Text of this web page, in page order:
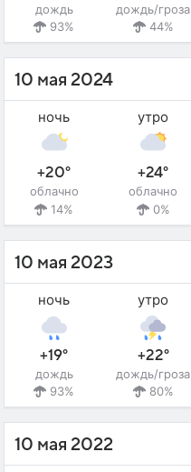
дождь
93%
дождь/гроза
44%
10 мая 2024
ночь
+20°
облачно
14%
утро
+24°
облачно
0%
10 мая 2023
ночь
+19°
дождь
93%
утро
+22°
дождь/гроза
80%
10 мая 2022